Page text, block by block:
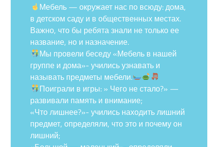
Мебель — окружает нас по всюду: дома,
в детском саду и в общественных местах.
Важно, что бы ребята знали не только ее
название, но и назначение.
Мы провели беседу «Мебель в нашей
группе и дома»- учились узнавать и
называть предметы мебели.
Поиграли в игры: » Чего не стало?» —
развивали память и внимание;
«Что лишнее?»- учились находить лишний
предмет, определяли, что это и почему он
лишний;